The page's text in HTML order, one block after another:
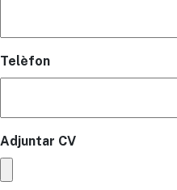
Telèfon
Adjuntar CV